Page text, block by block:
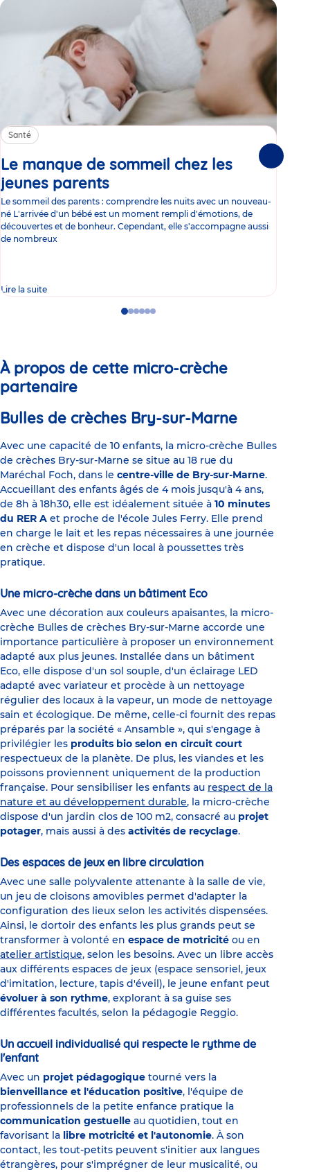
Santé
Le manque de sommeil chez les
jeunes parents
Le sommeil des parents : comprendre les nuits avec un nouveau-
né L'arrivée d'un bébé est un moment rempli d'émotions, de
découvertes et de bonheur. Cependant, elle s'accompagne aussi
de nombreux
Lire la suite
GoGoGoGo
GoGo
À propos de cette micro-crèche
partenaire
Bulles de crèches Bry-sur-Marne
Avec une capacité de 10 enfants, la micro-crèche Bulles
de crèches Bry-sur-Marne se situe au 18 rue du
Maréchal Foch, dans le centre-ville de Bry-sur-Marne.
Accueillant des enfants âgés de 4 mois jusqu'à 4 ans,
de 8h à 18h30, elle est idéalement située à 10 minutes
du RER A et proche de l'école Jules Ferry. Elle prend
en charge le lait et les repas nécessaires à une journée
en crèche et dispose d'un local à poussettes très
pratique.
Une micro-crèche dans un bâtiment Eco
Avec une décoration aux couleurs apaisantes, la micro-
crèche Bulles de crèches Bry-sur-Marne accorde une
importance particulière à proposer un environnement
adapté aux plus jeunes. Installée dans un bâtiment
Eco, elle dispose d'un sol souple, d'un éclairage LED
adapté avec variateur et procède à un nettoyage
régulier des locaux à la vapeur, un mode de nettoyage
sain et écologique. De même, celle-ci fournit des repas
préparés par la société « Ansamble », qui s'engage à
privilégier les produits bio selon en circuit court
respectueux de la planète. De plus, les viandes et les
poissons proviennent uniquement de la production
française. Pour sensibiliser les enfants au respect de la
nature et au développement durable, la micro-crèche
dispose d'un jardin clos de 100 m2, consacré au projet
potager, mais aussi à des activités de recyclage.
Des espaces de jeux en libre circulation
Avec une salle polyvalente attenante à la salle de vie,
un jeu de cloisons amovibles permet d'adapter la
configuration des lieux selon les activités dispensées.
Ainsi, le dortoir des enfants les plus grands peut se
transformer à volonté en espace de motricité ou en
atelier artistique, selon les besoins. Avec un libre accès
aux différents espaces de jeux (espace sensoriel, jeux
d'imitation, lecture, tapis d'éveil), le jeune enfant peut
évoluer à son rythme, explorant à sa guise ses
différentes facultés, selon la pédagogie Reggio.
Un accueil individualisé qui respecte le rythme de
l'enfant
Avec un projet pédagogique tourné vers la
bienveillance et l'éducation positive, l'équipe de
professionnels de la petite enfance pratique la
communication gestuelle au quotidien, tout en
favorisant la libre motricité et l'autonomie. À son
contact, les tout-petits peuvent s'initier aux langues
étrangères, pour s'imprégner de leur musicalité, ou